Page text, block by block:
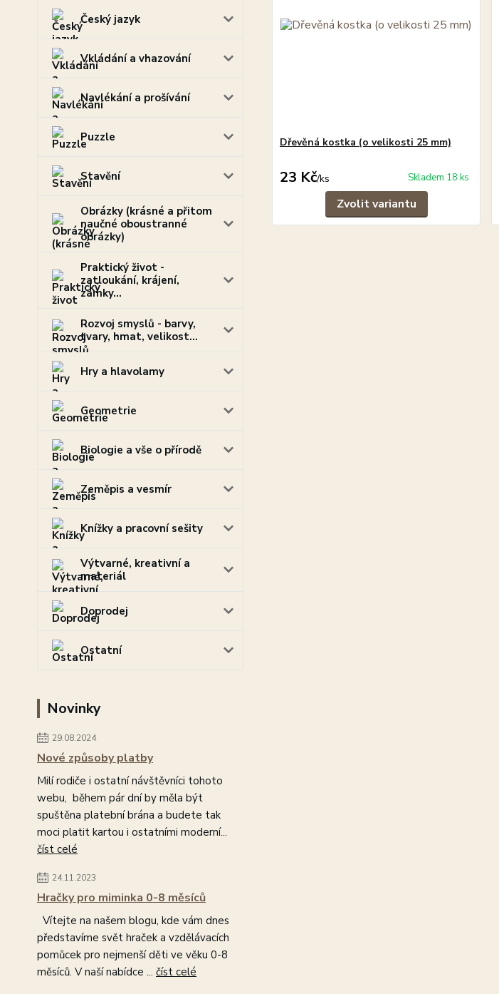
Český jazyk
Vkládání a vhazování
Navlékání a prošívání
Puzzle
Stavění
Obrázky (krásné a přitom
naučné oboustranné
obrázky)
Praktický život -
zatloukání, krájení,
zámky...
Rozvoj smyslů - barvy,
tvary, hmat, velikost...
Hry a hlavolamy
Geometrie
Biologie a vše o přírodě
Zeměpis a vesmír
Knížky a pracovní sešity
Výtvarné, kreativní a
materiál
Doprodej
Ostatní
Novinky
29.08.2024
Nové způsoby platby
Milí rodiče i ostatní návštěvníci tohoto
webu, během pár dní by měla být
spuštěna platební brána a budete tak
moci platit kartou i ostatními moderní...
číst celé
24.11.2023
Hračky pro miminka 0-8 měsíců
Vítejte na našem blogu, kde vám dnes
představíme svět hraček a vzdělávacích
pomůcek pro nejmenší děti ve věku 0-8
měsíců. V naší nabídce ... číst celé
Dřevěná kostka (o velikosti 25 mm)
23 Kč/ks Skladem 18 ks
Zvolit variantu